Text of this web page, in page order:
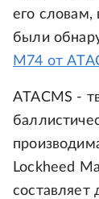
его словам,
были
M74 от
ATACMS -
Lockheed
составляет